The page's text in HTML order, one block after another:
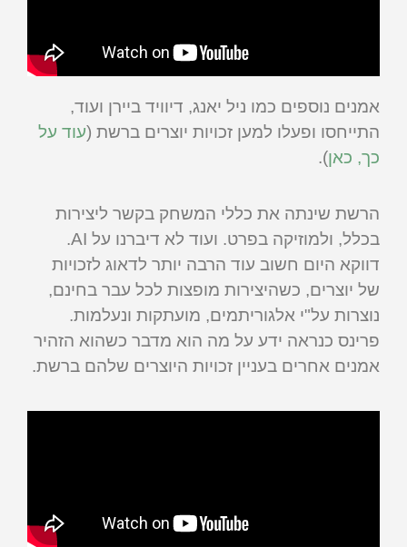
אמנים נוספים כמו ניל יאנג, דיוויד ביירן ועוד,
התייחסו ופעלו למען זכויות יוצרים ברשת (עוד על
כך, כאן).
הרשת שינתה את כללי המשחק בקשר ליצירות
בכלל, ולמוזיקה בפרט. ועוד לא דיברנו על AI.
דווקא היום חשוב עוד הרבה יותר לדאוג לזכויות
של יוצרים, כשהיצירות מופצות לכל עבר בחינם,
נוצרות על"י אלגוריתמים, מועתקות ונעלמות.
פרינס כנראה ידע על מה הוא מדבר כשהוא הזהיר
אמנים אחרים בעניין זכויות היוצרים שלהם ברשת.